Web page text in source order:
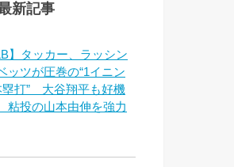
新記事
】タッカー、ラッシン
ッツが圧巻の“1イニン
塁打” 大谷翔平も好機
粘投の山本由伸を強力